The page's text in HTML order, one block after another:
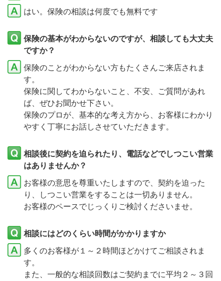
はい。保険の相談は何度でも無料です
保険の基本がわからないのですが、相談しても大丈夫
ですか？
保険のことがわからない方もたくさんご来店されま
す。
保険に関してわからないこと、不安、ご質問があれ
ば、ぜひお聞かせ下さい。
保険のプロが、基本的な考え方から、お客様にわかり
やすく丁寧にお話しさせていただきます。
相談後に契約を迫られたり、電話などでしつこい営業
はありませんか？
お客様の意思を尊重いたしますので、契約を迫った
り、しつこい営業をすることは一切ありません。
お客様のペースでじっくりご検討くださいませ。
相談にはどのくらい時間がかかりますか
多くのお客様が１～２時間ほどかけてご相談されま
す。
また、一般的な相談回数はご契約までに平均２～３回